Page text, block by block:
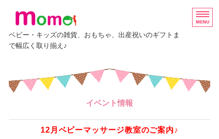
ベビー・キッズの雑貨、おもちゃ、出産祝いのギフトま
で幅広く取り揃え♪
グッズ
エルゴベビー
イベント情報
12月ベビーマッサージ教室のご案内♪